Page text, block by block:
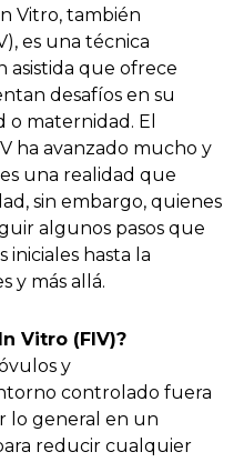
Vitro, también
es una técnica
asistida que ofrece
desafíos en su
o maternidad. El
ha avanzado mucho y
una realidad que
sin embargo, quienes
algunos pasos que
iniciales hasta la
y más allá.
Vitro (FIV)?
y
controlado fuera
lo general en un
reducir cualquier